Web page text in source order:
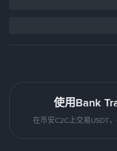
使用Bank
在币安C2C上交易USDT